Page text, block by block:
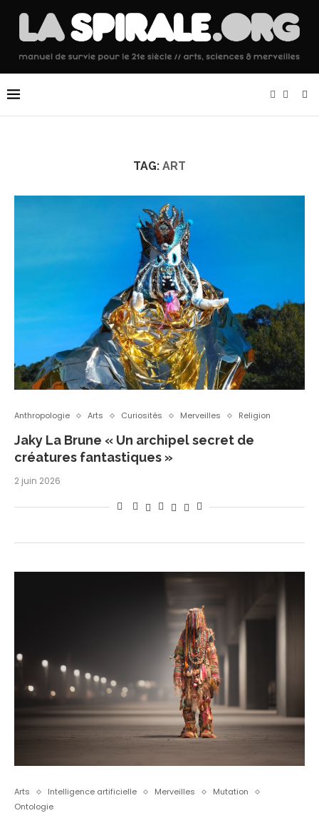
TAG: ART
Anthropologie Arts Curiosités Merveilles Religion
Jaky La Brune « Un archipel secret de
créatures fantastiques »
2 juin 2026
Arts Intelligence artificielle Merveilles
Mutation
Ontologie